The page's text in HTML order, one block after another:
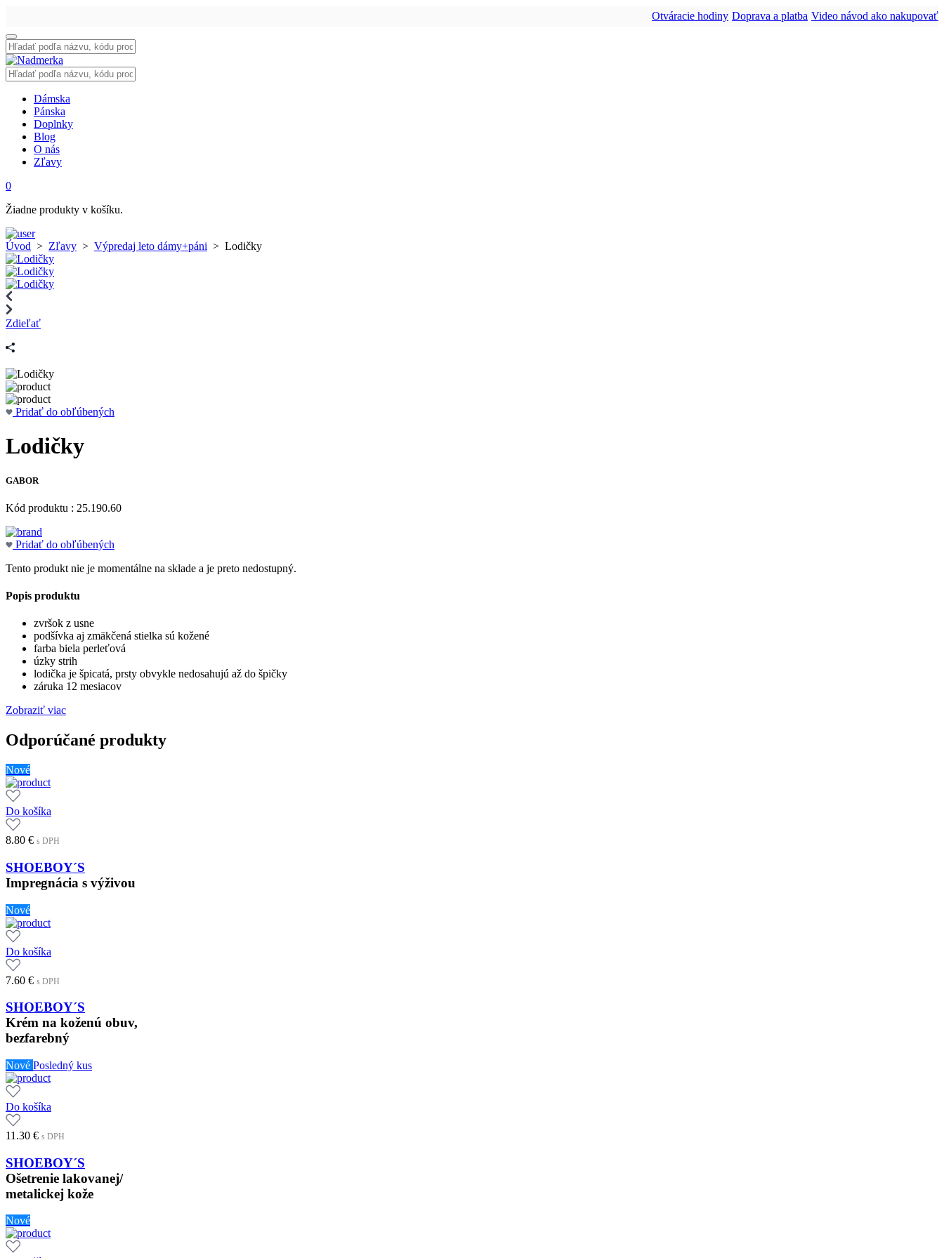
Otváracie hodiny Doprava a platba Video návod ako nakupovať
Vyhľadať:
Vyhľadať:
Dámska
Pánska
Doplnky
Blog
O nás
Zľavy
0
Žiadne produkty v košíku.
Úvod > Zľavy > Výpredaj leto dámy+páni > Lodičky
Zdieľať
Pridať do obľúbených
Lodičky
GABOR
Kód produktu : 25.190.60
Pridať do obľúbených
Tento produkt nie je momentálne na sklade a je preto nedostupný.
Popis produktu
zvršok z usne
podšívka aj zmäkčená stielka sú kožené
farba biela perleťová
úzky strih
lodička je špicatá, prsty obvykle nedosahujú až do špičky
záruka 12 mesiacov
Zobraziť viac
Odporúčané produkty
Nové
Do košíka
8.80 € s DPH
SHOEBOY´S
Impregnácia s výživou
Nové
Do košíka
7.60 € s DPH
SHOEBOY´S
Krém na koženú obuv,
bezfarebný
Nové Posledný kus
Do košíka
11.30 € s DPH
SHOEBOY´S
Ošetrenie lakovanej/
metalickej kože
Nové